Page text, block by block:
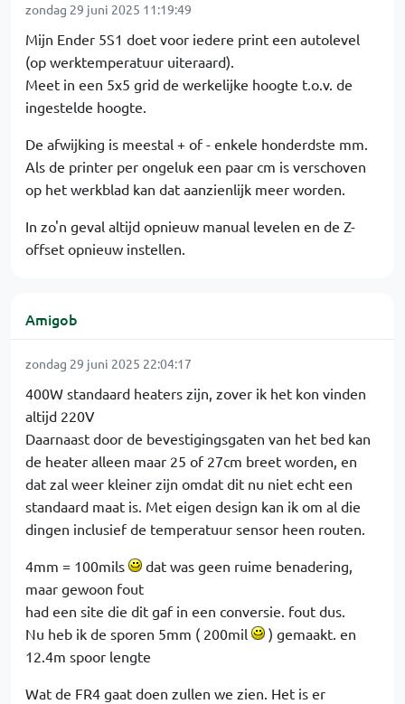
zondag 29 juni 2025 11:19:49
Mijn Ender 5S1 doet voor iedere print een autolevel
(op werktemperatuur uiteraard).
Meet in een 5x5 grid de werkelijke hoogte t.o.v. de
ingestelde hoogte.
De afwijking is meestal + of - enkele honderdste mm.
Als de printer per ongeluk een paar cm is verschoven
op het werkblad kan dat aanzienlijk meer worden.
In zo'n geval altijd opnieuw manual levelen en de Z-
offset opnieuw instellen.
Amigob
zondag 29 juni 2025 22:04:17
400W standaard heaters zijn, zover ik het kon vinden
altijd 220V
Daarnaast door de bevestigingsgaten van het bed kan
de heater alleen maar 25 of 27cm breet worden, en
dat zal weer kleiner zijn omdat dit nu niet echt een
standaard maat is. Met eigen design kan ik om al die
dingen inclusief de temperatuur sensor heen routen.
4mm = 100mils
dat was geen ruime benadering,
maar gewoon fout
had een site die dit gaf in een conversie. fout dus.
Nu heb ik de sporen 5mm ( 200mil
) gemaakt. en
12.4m spoor lengte
Wat de FR4 gaat doen zullen we zien. Het is er